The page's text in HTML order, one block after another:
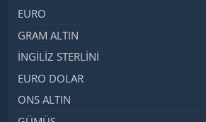
EURO
GRAM ALTIN
İNGILIZ STERLINI
EURO DOLAR
ONS ALTIN